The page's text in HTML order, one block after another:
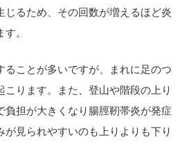
じるため、その回数が増えるほど炎
。
ることが多いですが、まれに足のつ
こります。また、登山や階段の上り
負担が大きくなり腸脛靭帯炎が発症
が見られやすいのも上りよりも下り